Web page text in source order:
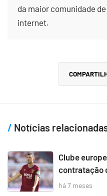
da maior comunidade
internet.
Notícias
Clube
contratação
há 7 meses